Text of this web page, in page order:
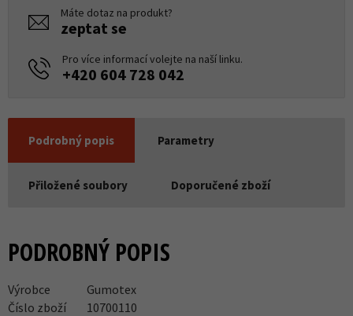
Máte dotaz na produkt?
zeptat se
Pro více informací volejte na naší linku.
+420 604 728 042
Podrobný popis Parametry
Přiložené soubory Doporučené zboží
PODROBNÝ POPIS
Výrobce
Gumotex
Číslo zboží
10700110